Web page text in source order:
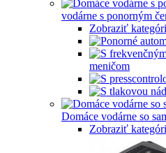
vodárne s ponorným
Zobraziť
meničom
Domáce vodárne so
Zobraziť